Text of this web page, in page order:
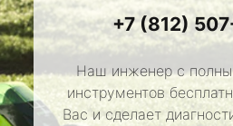
+7 (812)
Наш инженер с
инструментов
Вас и сделает